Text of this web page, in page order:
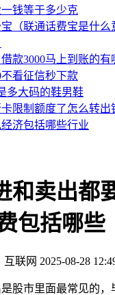
钱等于多少克
（联通话费宝是什么
款3000马上到账的
不看征信秒下款
多大码的鞋男鞋
限制额度了怎么转出
济包括哪些行业
和卖出都
包括哪些
互联网 2025-08-28
股市里面最常见的